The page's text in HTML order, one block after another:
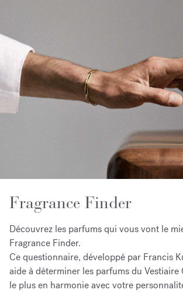
Fragrance Finder
Découvrez les parfums qui vous vont le
Fragrance Finder.
Ce questionnaire, développé par Francis
aide à déterminer les parfums du
le plus en harmonie avec votre